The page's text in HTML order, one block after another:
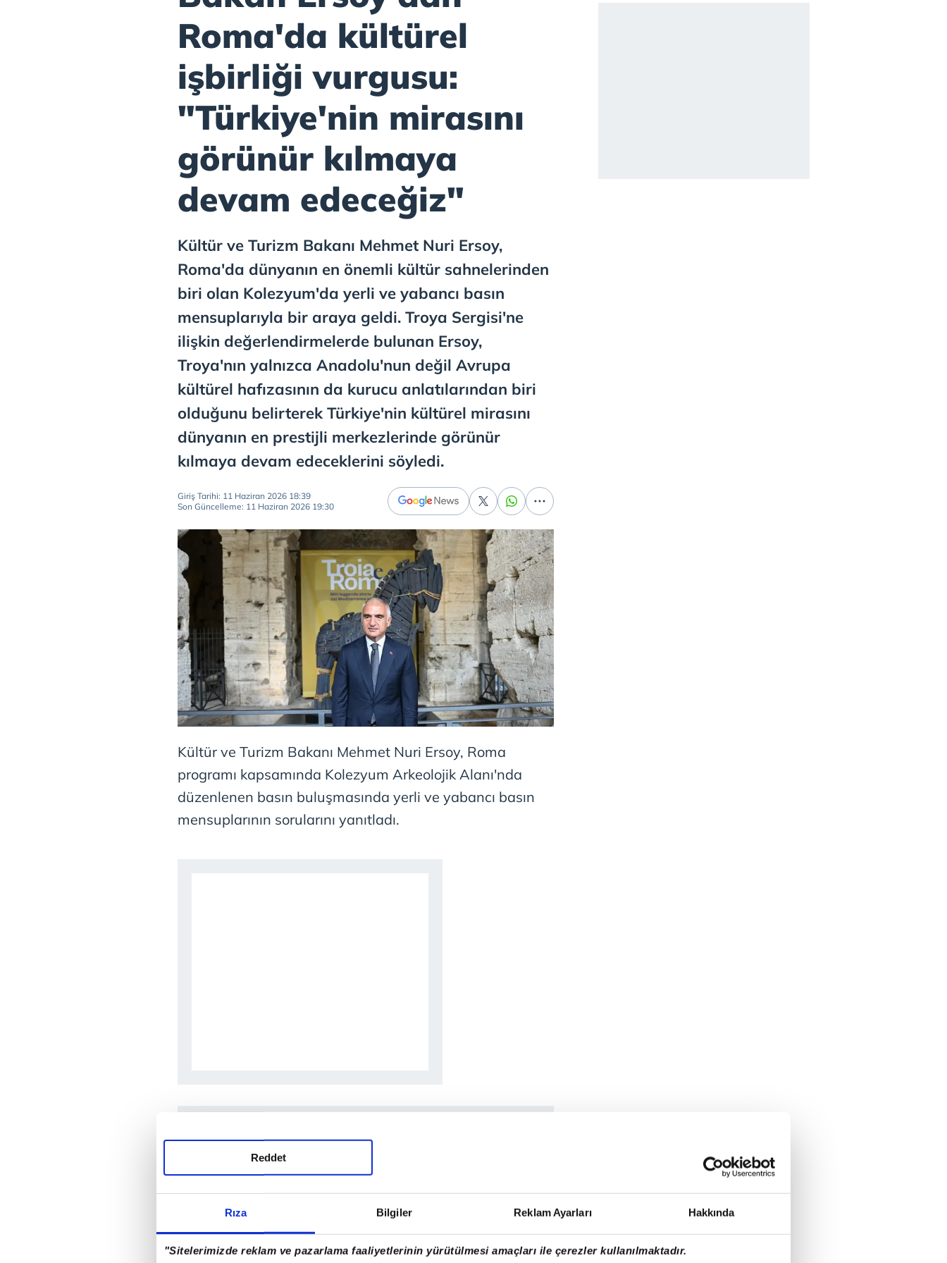
Rıza Bilgiler Reklam Ayarları Hakkında
"Sitelerimizde reklam ve pazarlama faaliyetlerinin yürütülmesi amaçları ile çerezler kullanılmaktadır.
Reddet
Roma'da kültürel
işbirliği vurgusu:
"Türkiye'nin mirasını
görünür kılmaya
devam edeceğiz"
Kültür ve Turizm Bakanı Mehmet Nuri Ersoy,
Roma'da dünyanın en önemli kültür sahnelerinden
biri olan Kolezyum'da yerli ve yabancı basın
mensuplarıyla bir araya geldi. Troya Sergisi'ne
ilişkin değerlendirmelerde bulunan Ersoy,
Troya'nın yalnızca Anadolu'nun değil Avrupa
kültürel hafızasının da kurucu anlatılarından biri
olduğunu belirterek Türkiye'nin kültürel mirasını
dünyanın en prestijli merkezlerinde görünür
kılmaya devam edeceklerini söyledi.
Giriş Tarihi: 11 Haziran 2026 18:39
Son Güncelleme: 11 Haziran 2026 19:30
Kültür ve Turizm Bakanı Mehmet Nuri Ersoy, Roma
programı kapsamında Kolezyum Arkeolojik Alanı'nda
düzenlenen basın buluşmasında yerli ve yabancı basın
mensuplarının sorularını yanıtladı.